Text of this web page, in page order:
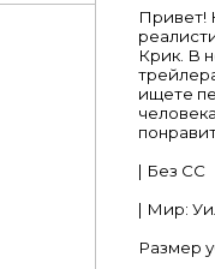
Привет!
Крик. В
ищете
| Без СС
| Мир:
Размер